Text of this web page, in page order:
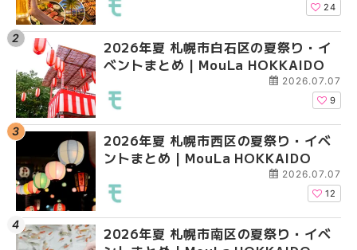
HOKKAIDO
24
2026年夏 札幌市白石区の夏祭り・イ
ベントまとめ | MouLa HOKKAIDO
2026.07.07
9
2026年夏 札幌市西区の夏祭り・イベ
ントまとめ | MouLa HOKKAIDO
2026.07.07
12
2026年夏 札幌市南区の夏祭り・イベ
2026年夏 札幌市西区
ントまとめ | MouLa
2026年夏 札幌市北区
ントまとめ | MouLa
2026年夏 札幌市手稲
2026年夏 札幌市北区
ントまとめ | MouLa
2026年夏 札幌市西区
ントまとめ | MouLa
2026年夏 札幌市白石